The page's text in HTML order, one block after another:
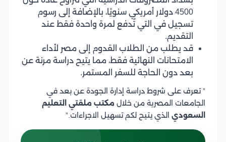
4500 دولار أمريكي سنويًا، بالإضافة إلى رسوم
تسجيل في التي تُدفع لمرة واحدة فقط عند
التقديم.
قد يطلب من الطلاب القدوم إلى مصر لأداء
الامتحانات النهائية فقط، مما يتيح دراسة مرنة عن
بعد دون الحاجة للسفر المستمر.
” تعرف على شروط دراسة إدارة الجودة عن بعد في
الجامعات المصرية من خلال مكتب ملقتي التعليم
السعودي الذي يتيح لكم تسهيل الاجراءات.”